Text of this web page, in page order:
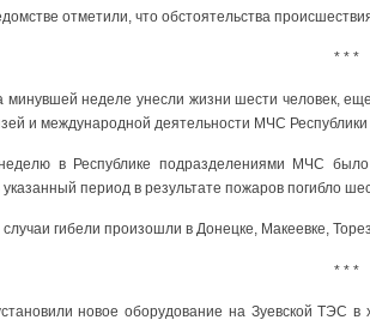
отметили, что обстоятельства
* * *
минувшей неделе унесли жизни шести человек,
и международной деятельности МЧС Республики
в Республике подразделениями МЧС
период в результате пожаров погибло
гибели произошли в Донецке, Макеевке,
* * *
новое оборудование на Зуевской ТЭС